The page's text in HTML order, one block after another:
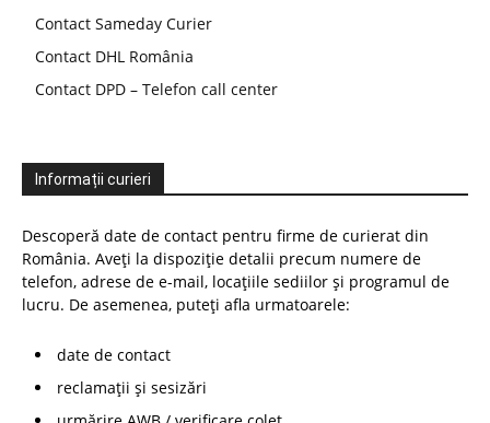
Contact Sameday Curier
Contact DHL România
Contact DPD – Telefon call center
Informații curieri
Descoperă date de contact pentru firme de curierat din
România. Aveți la dispoziție detalii precum numere de
telefon, adrese de e-mail, locațiile sediilor și programul de
lucru. De asemenea, puteți afla urmatoarele:
date de contact
reclamații și sesizări